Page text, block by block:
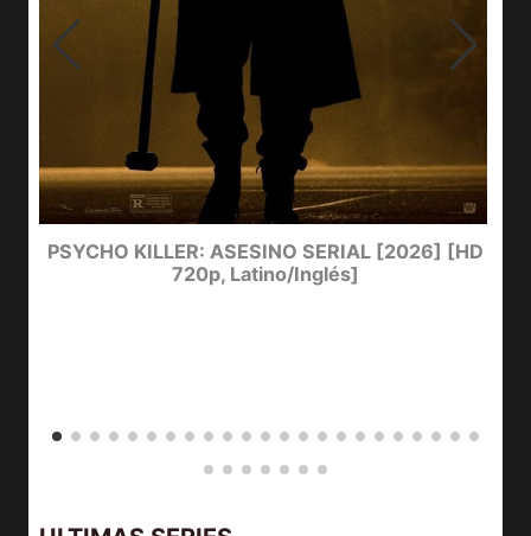
PSYCHO KILLER: ASESINO SERIAL [2026] [HD
720p, Latino/Inglés]